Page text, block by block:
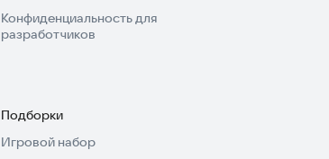
Конфиденциальность для
разработчиков
Подборки
Игровой набор